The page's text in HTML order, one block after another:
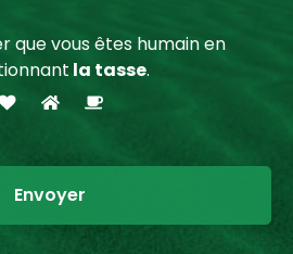
que vous êtes humain en
la tasse.